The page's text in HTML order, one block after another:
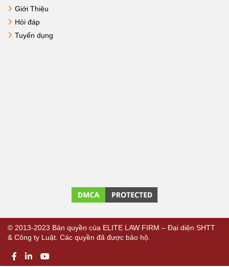
Giới Thiệu
Hỏi đáp
Tuyển dụng
© 2013-2023 Bản quyền của ELITE LAW FIRM – Đại diện SHTT
& Công ty Luật. Các quyền đã được bảo hộ.